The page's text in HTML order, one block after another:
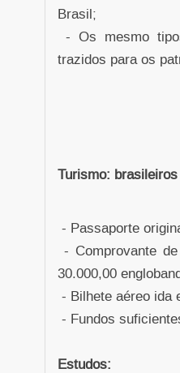
Brasil;
- Os mesmo
trazidos para os
Turismo:
- Passaporte
- Comprovante
30.000,00
- Bilhete aéreo ida
- Fundos
Estudos: